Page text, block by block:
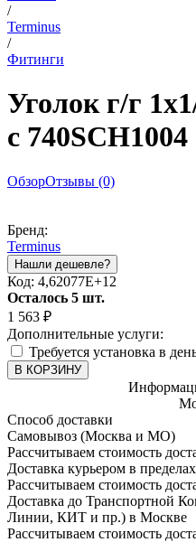
/
Terminus
/
Фитинги
Уголок г/г
с 740SCH1004
ОбзорОтзывы (0)
Бренд:
Terminus
Код: 4,62077E+12
Осталось 5 шт.
1 563 ₽
Дополнительные услуги:
Требуется установка в
В КОРЗИНУ
Способ доставки
Самовывоз (Москва и МО)
Рассчитываем стоимость
Доставка курьером в
Рассчитываем стоимость
Доставка до Транспортной
Линии, КИТ и пр.) в Москве
Рассчитываем стоимость